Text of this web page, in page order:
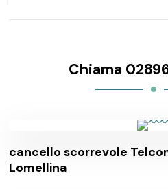
Chiama
cancello scorrevole
Lomellina